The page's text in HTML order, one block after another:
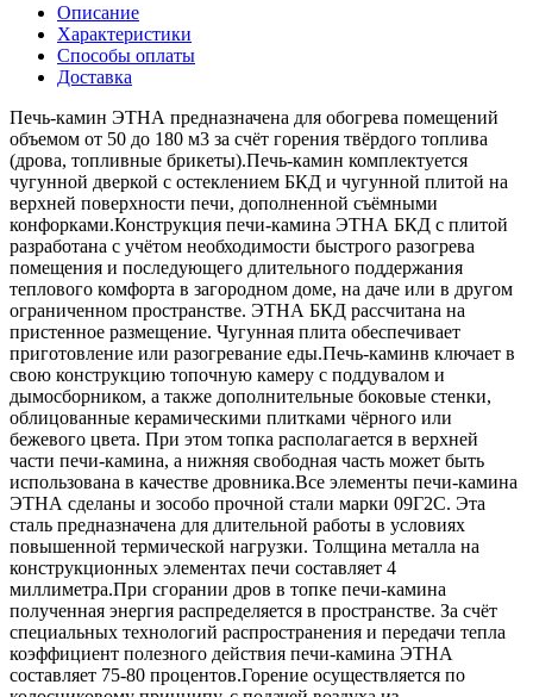
Описание
Характеристики
Способы оплаты
Доставка
Печь-камин ЭТНА предназначена для обогрева помещений
объемом от 50 до 180 м3 за счёт горения твёрдого топлива
(дрова, топливные брикеты).Печь-камин комплектуется
чугунной дверкой с остеклением БКД и чугунной плитой на
верхней поверхности печи, дополненной съёмными
конфорками.Конструкция печи-камина ЭТНА БКД с плитой
разработана с учётом необходимости быстрого разогрева
помещения и последующего длительного поддержания
теплового комфорта в загородном доме, на даче или в другом
ограниченном пространстве. ЭТНА БКД рассчитана на
пристенное размещение. Чугунная плита обеспечивает
приготовление или разогревание еды.Печь-каминв ключает в
свою конструкцию топочную камеру с поддувалом и
дымосборником, а также дополнительные боковые стенки,
облицованные керамическими плитками чёрного или
бежевого цвета. При этом топка располагается в верхней
части печи-камина, а нижняя свободная часть может быть
использована в качестве дровника.Все элементы печи-камина
ЭТНА сделаны и зособо прочной стали марки 09Г2С. Эта
сталь предназначена для длительной работы в условиях
повышенной термической нагрузки. Толщина металла на
конструкционных элементах печи составляет 4
миллиметра.При сгорании дров в топке печи-камина
полученная энергия распределяется в пространстве. За счёт
специальных технологий распространения и передачи тепла
коэффициент полезного действия печи-камина ЭТНА
составляет 75-80 процентов.Горение осуществляется по